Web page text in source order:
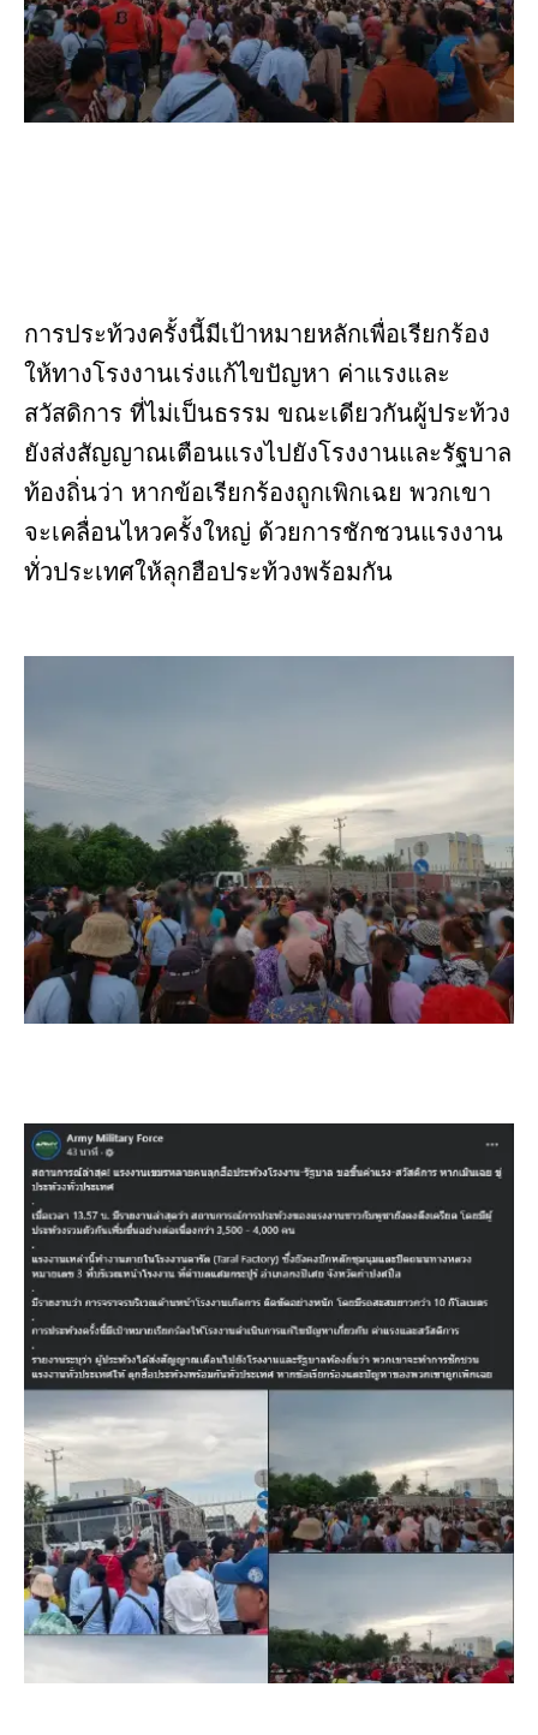
การประท้วงครั้งนี้มีเป้าหมายหลักเพื่อเรียกร้อง
ให้ทางโรงงานเร่งแก้ไขปัญหา ค่าแรงและ
สวัสดิการ ที่ไม่เป็นธรรม ขณะเดียวกันผู้ประท้วง
ยังส่งสัญญาณเตือนแรงไปยังโรงงานและรัฐบาล
ท้องถิ่นว่า หากข้อเรียกร้องถูกเพิกเฉย พวกเขา
จะเคลื่อนไหวครั้งใหญ่ ด้วยการชักชวนแรงงาน
ทั่วประเทศให้ลุกฮือประท้วงพร้อมกัน